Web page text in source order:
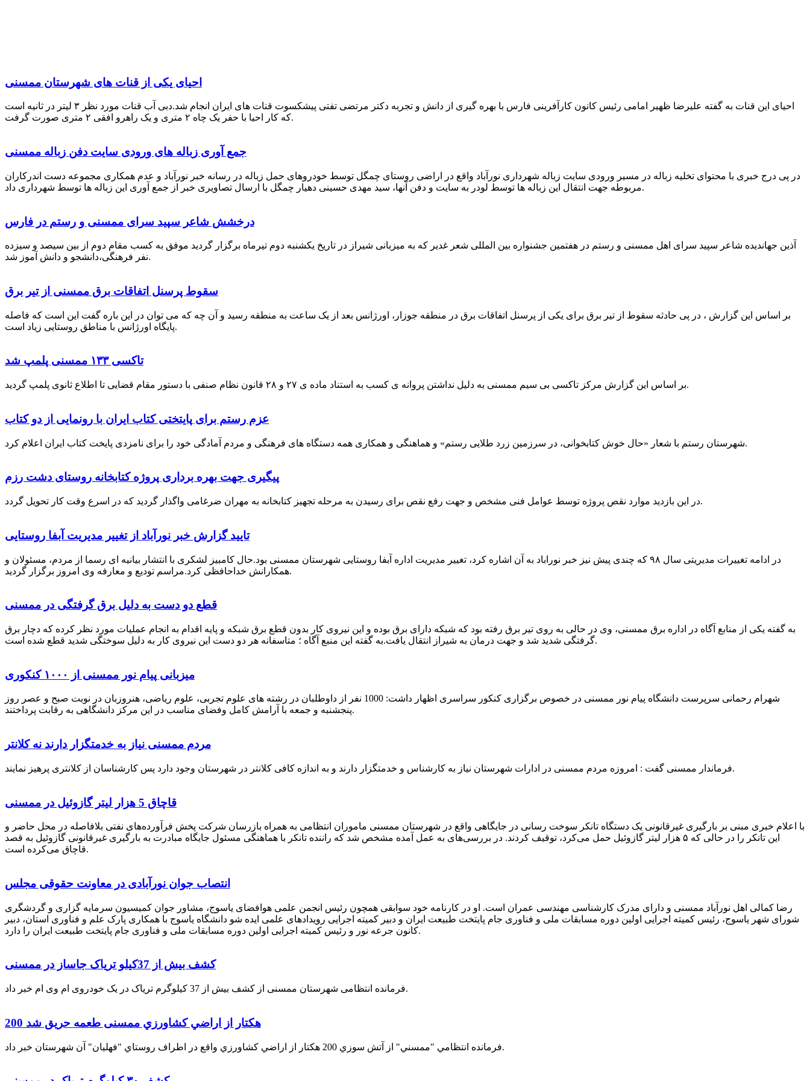
احیای یکی از قنات های شهرستان ممسنی
احیای این قنات به گفته علیرضا ظهیر امامی رئیس کانون کارآفرینی فارس با بهره گیری از دانش و تجربه دکتر مرتضی تفتی پیشکسوت قنات های ایران انجام شد.دبی آب قنات مورد نظر ۳ لیتر در ثانیه است
که کار احیا با حفر یک چاه ۲ متری و یک راهرو افقی ۲ متری صورت گرفت.
جمع آوری زباله های ورودی سایت دفن زباله ممسنی
در پی درج خبری با محتوای تخلیه زباله در مسیر ورودی سایت زباله شهرداری نورآباد واقع در اراضی روستای چمگل توسط خودروهای حمل زباله در رسانه خبر نورآباد و عدم همکاری مجموعه دست اندرکاران
مربوطه جهت انتقال این زباله ها توسط لودر به سایت و دفن آنها، سید مهدی حسینی دهیار چمگل با ارسال تصاویری خبر از جمع آوری این زباله ها توسط شهرداری داد.
درخشش شاعر سپید سرای ممسنی و رستم در فارس
آذین جهاندیده شاعر سپید سرای اهل ممسنی و رستم در هفتمین جشنواره بین المللی شعر غدیر که به میزبانی شیراز در تاریخ یکشنبه دوم تیرماه برگزار گردید موفق به کسب مقام دوم از بین سیصد و سیزده
نفر فرهنگی،دانشجو و دانش آموز شد.
سقوط پرسنل اتفاقات برق ممسنی از تیر برق
بر اساس این گزارش ، در پی حادثه سقوط از تیر برق برای یکی از پرسنل اتفاقات برق در منطقه جوزار، اورژانس بعد از یک ساعت به منطقه رسید و آن چه که می توان در این باره گفت این است که فاصله
پایگاه اورژانس با مناطق روستایی زیاد است.
تاکسی ۱۳۳ ممسنی پلمپ شد
بر اساس این گزارش مرکز تاکسی بی سیم ممسنی به دلیل نداشتن پروانه ی کسب به استناد ماده ی ۲۷ و ۲۸ قانون نظام صنفی با دستور مقام قضایی تا اطلاع ثانوی پلمپ گردید.
عزم رستم برای پایتختی کتاب ایران با رونمایی از دو کتاب
شهرستان رستم با شعار «حال خوش کتابخوانی، در سرزمین زرد طلایی رستم» و هماهنگی و همکاری همه دستگاه های فرهنگی و مردم آمادگی خود را برای نامزدی پایخت کتاب ایران اعلام کرد.
پیگیری جهت بهره برداری پروژه کتابخانه روستای دشت رزم
در این بازدید موارد نقص پروژه توسط عوامل فنی مشخص و جهت رفع نقص برای رسیدن به مرحله تجهیز کتابخانه به مهران ضرغامی واگذار گردید که در اسرع وقت کار تحویل گردد.
تایید گزارش خبر نورآباد از تغییر مدیریت آبفا روستایی
در ادامه تغییرات مدیریتی سال ۹۸ که چندی پیش نیز خبر نوراباد به آن اشاره کرد، تغییر مدیریت اداره آبفا روستایی شهرستان ممسنی بود.حال کامبیز لشکری با انتشار بیانیه ای رسما از مردم، مسئولان و
همکارانش خداحافظی کرد.مراسم تودیع و معارفه وی امروز برگزار گردید.
قطع دو دست به دلیل برق گرفتگی در ممسنی
به گفته یکی از منابع آگاه در اداره برق ممسنی، وی در حالی به روی تیر برق رفته بود که شبکه دارای برق بوده و این نیروی کار بدون قطع برق شبکه و پایه اقدام به انجام عملیات مورد نظر کرده که دچار برق
گرفتگی شدید شد و جهت درمان به شیراز انتقال یافت.به گفته این منبع آگاه ؛ متاسفانه هر دو دست این نیروی کار به دلیل سوختگی شدید قطع شده است.
میزبانی پیام نور ممسنی از ۱۰۰۰ کنکوری
شهرام رحمانی سرپرست دانشگاه پیام نور ممسنی در خصوص برگزاری کنکور سراسری اظهار داشت: 1000 نفر از داوطلبان در رشته های علوم تجربی، علوم ریاضی، هنروزبان در نوبت صبح و عصر روز
پنجشنبه و جمعه با آرامش کامل وفضای مناسب در این مرکز دانشگاهی به رقابت پرداختند.
مردم ممسنی نیاز به خدمتگزار دارند نه کلانتر
فرماندار ممسنی گفت : امروزه مردم ممسنی در ادارات شهرستان نیاز به کارشناس و خدمتگزار دارند و به اندازه کافی کلانتر در شهرستان وجود دارد پس کارشناسان از کلانتری پرهیز نمایند.
قاچاق 5 هزار لیتر گازوئیل در ممسنی
با اعلام خبری مبنی بر بارگیری غیرقانونی یک دستگاه تانکر سوخت رسانی در جایگاهی واقع در شهرستان ممسنی ماموران انتظامی به همراه بازرسان شرکت پخش فرآورده‌های نفتی بلافاصله در محل حاضر و
این تانکر را در حالی که ۵ هزار لیتر گازوئیل حمل می‌کرد، توقیف کردند. در بررسی‌های به عمل آمده مشخص شد که راننده تانکر با هماهنگی مسئول جایگاه مبادرت به بارگیری غیرقانونی گازوئیل به قصد
قاچاق می‌کرده است.
انتصاب جوان نورآبادی در معاونت حقوقی مجلس
رضا کمالی اهل نورآباد ممسنی و دارای مدرک کارشناسی مهندسی عمران است. او در کارنامه خود سوابقی همچون رئیس انجمن علمی هوافضای یاسوج، مشاور جوان کمیسیون سرمایه گزاری و گردشگری
شورای شهر یاسوج، رئیس کمیته اجرایی اولین دوره مسابقات ملی و فناوری جام پایتخت طبیعت ایران و دبیر کمیته اجرایی رویدادهای علمی ایده شو دانشگاه یاسوج با همکاری پارک علم و فناوری استان، دبیر
کانون جرعه نور و رئیس کمیته اجرایی اولین دوره مسابقات ملی و فناوری جام پایتخت طبیعت ایران را دارد.
کشف بیش از 37کیلو تریاک جاساز در ممسنی
فرمانده انتظامی شهرستان ممسنی از کشف بیش از 37 کیلوگرم تریاک در یک خودروی ام وی ام خبر داد.
200 هكتار از اراضي كشاورزي ممسنی طعمه حریق شد
فرمانده انتظامي "ممسني" از آتش سوزي 200 هكتار از اراضي كشاورزي واقع در اطراف روستاي "فهلیان" آن شهرستان خبر داد.